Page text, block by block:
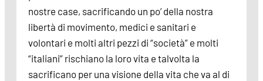
nostre case, sacrificando un po’ della nostra
libertà di movimento, medici e sanitari e
volontari e molti altri pezzi di “società” e molti
“italiani” rischiano la loro vita e talvolta la
sacrificano per una visione della vita che va al di